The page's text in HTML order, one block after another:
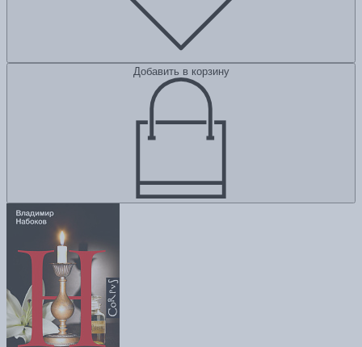
Добавить в корзину